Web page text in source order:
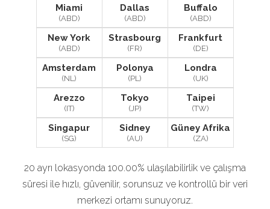
Miami
(ABD)
Dallas
(ABD)
Buffalo
(ABD)
New York
(ABD)
Strasbourg
(FR)
Frankfurt
(DE)
Amsterdam
(NL)
Polonya
(PL)
Londra
(UK)
Arezzo
(IT)
Tokyo
(JP)
Taipei
(TW)
Singapur
(SG)
Sidney
(AU)
Güney Afrika
(ZA)
20 ayrı lokasyonda 100.00% ulaşılabilirlik ve çalışma
süresi ile hızlı, güvenilir, sorunsuz ve kontrollü bir veri
merkezi ortamı sunuyoruz.